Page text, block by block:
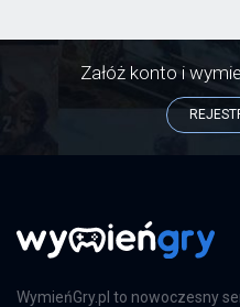
PS4
Far Cry 6:
PS4
Załóż konto i
WymieńGry.pl to nowoczesny